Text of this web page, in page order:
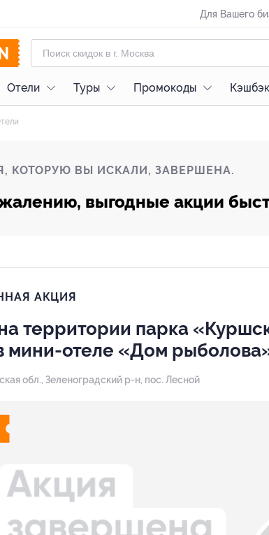
Для Вашего
Отели Туры Промокоды Кэшбэк
КОТОРУЮ ВЫ ИСКАЛИ, ЗАВЕРШЕНА.
выгодные акции
АКЦИЯ
территории парка
мини-отеле «Дом
обл., Зеленоградский р-н, пос. Лесной